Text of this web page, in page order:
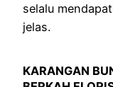
selalu
jelas.
KARANGAN